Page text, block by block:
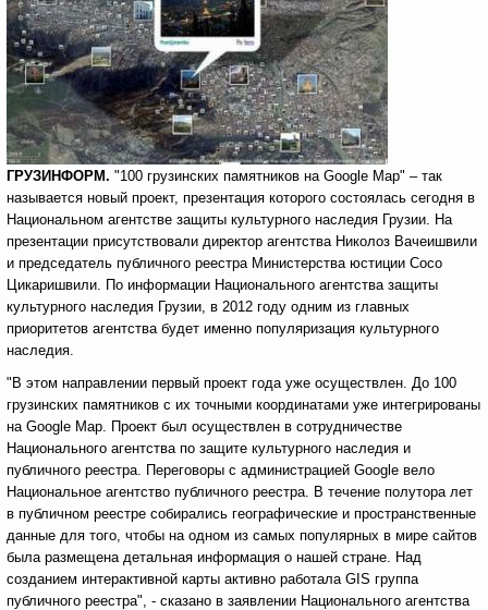
ГРУЗИНФОРМ. "100 грузинских памятников на Google Map" – так
называется новый проект, презентация которого состоялась сегодня в
Национальном агентстве защиты культурного наследия Грузии. На
презентации присутствовали директор агентства Николоз Вачеишвили
и председатель публичного реестра Министерства юстиции Сосо
Цикаришвили. По информации Национального агентства защиты
культурного наследия Грузии, в 2012 году одним из главных
приоритетов агентства будет именно популяризация культурного
наследия.
"В этом направлении первый проект года уже осуществлен. До 100
грузинских памятников с их точными координатами уже интегрированы
на Google Map. Проект был осуществлен в сотрудничестве
Национального агентства по защите культурного наследия и
публичного реестра. Переговоры с администрацией Google вело
Национальное агентство публичного реестра. В течение полутора лет
в публичном реестре собирались географические и пространственные
данные для того, чтобы на одном из самых популярных в мире сайтов
была размещена детальная информация о нашей стране. Над
созданием интерактивной карты активно работала GIS группа
публичного реестра", - сказано в заявлении Национального агентства